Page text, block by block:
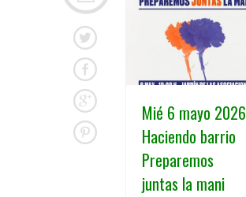
Mié 6 mayo 2026
Haciendo barrio
Preparemos
juntas la mani